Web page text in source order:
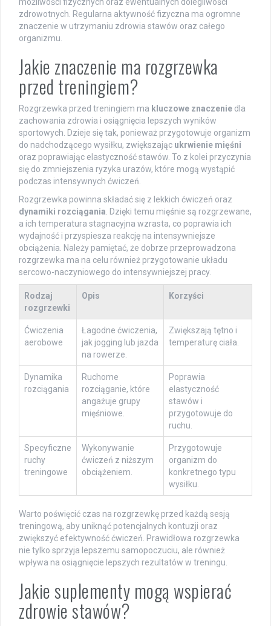
możliwości fizycznych oraz ewentualnych dolegliwości
zdrowotnych. Regularna aktywność fizyczna ma ogromne
znaczenie w utrzymaniu zdrowia stawów oraz całego
organizmu.
Jakie znaczenie ma rozgrzewka
przed treningiem?
Rozgrzewka przed treningiem ma kluczowe znaczenie dla
zachowania zdrowia i osiągnięcia lepszych wyników
sportowych. Dzieje się tak, ponieważ przygotowuje organizm
do nadchodzącego wysiłku, zwiększając ukrwienie mięśni
oraz poprawiając elastyczność stawów. To z kolei przyczynia
się do zmniejszenia ryzyka urazów, które mogą wystąpić
podczas intensywnych ćwiczeń.
Rozgrzewka powinna składać się z lekkich ćwiczeń oraz
dynamiki rozciągania. Dzięki temu mięśnie są rozgrzewane,
a ich temperatura stagnacyjna wzrasta, co poprawia ich
wydajność i przyspiesza reakcję na intensywniejsze
obciążenia. Należy pamiętać, że dobrze przeprowadzona
rozgrzewka ma na celu również przygotowanie układu
sercowo-naczyniowego do intensywniejszej pracy.
Rodzaj
rozgrzewki
Opis Korzyści
Ćwiczenia
aerobowe
Łagodne ćwiczenia,
jak jogging lub jazda
na rowerze.
Zwiększają tętno i
temperaturę ciała.
Dynamika
rozciągania
Ruchome
rozciąganie, które
angażuje grupy
mięśniowe.
Poprawia
elastyczność
stawów i
przygotowuje do
ruchu.
Specyficzne
ruchy
treningowe
Wykonywanie
ćwiczeń z niższym
obciążeniem.
Przygotowuje
organizm do
konkretnego typu
wysiłku.
Warto poświęcić czas na rozgrzewkę przed każdą sesją
treningową, aby uniknąć potencjalnych kontuzji oraz
zwiększyć efektywność ćwiczeń. Prawidłowa rozgrzewka
nie tylko sprzyja lepszemu samopoczuciu, ale również
wpływa na osiągnięcie lepszych rezultatów w treningu.
Jakie suplementy mogą wspierać
zdrowie stawów?